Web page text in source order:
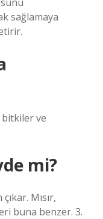
sağlamaya
bitkiler ve
mi?
Mısır,
buna benzer. 3.